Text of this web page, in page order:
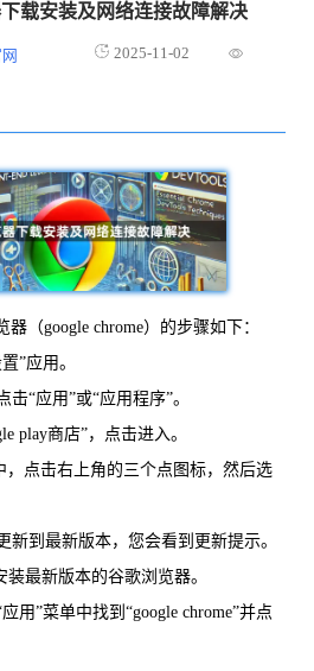
载安装及网络连接故障解决
2025-11-02
（google chrome）的步骤如下：
”应用。
“应用”或“应用程序”。
play商店”，点击进入。
，点击右上角的三个点图标，然后选
新到最新版本，您会看到更新提示。
最新版本的谷歌浏览器。
用”菜单中找到“google chrome”并点